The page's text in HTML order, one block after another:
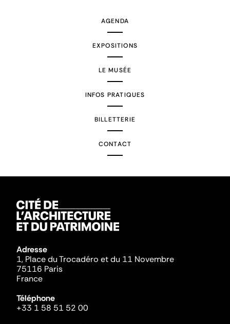
AGENDA
EXPOSITIONS
LE MUSÉE
INFOS PRATIQUES
BILLETTERIE
CONTACT
Adresse
1, Place du Trocadéro et du 11 Novembre
75116 Paris
France
Téléphone
+33 1 58 51 52 00